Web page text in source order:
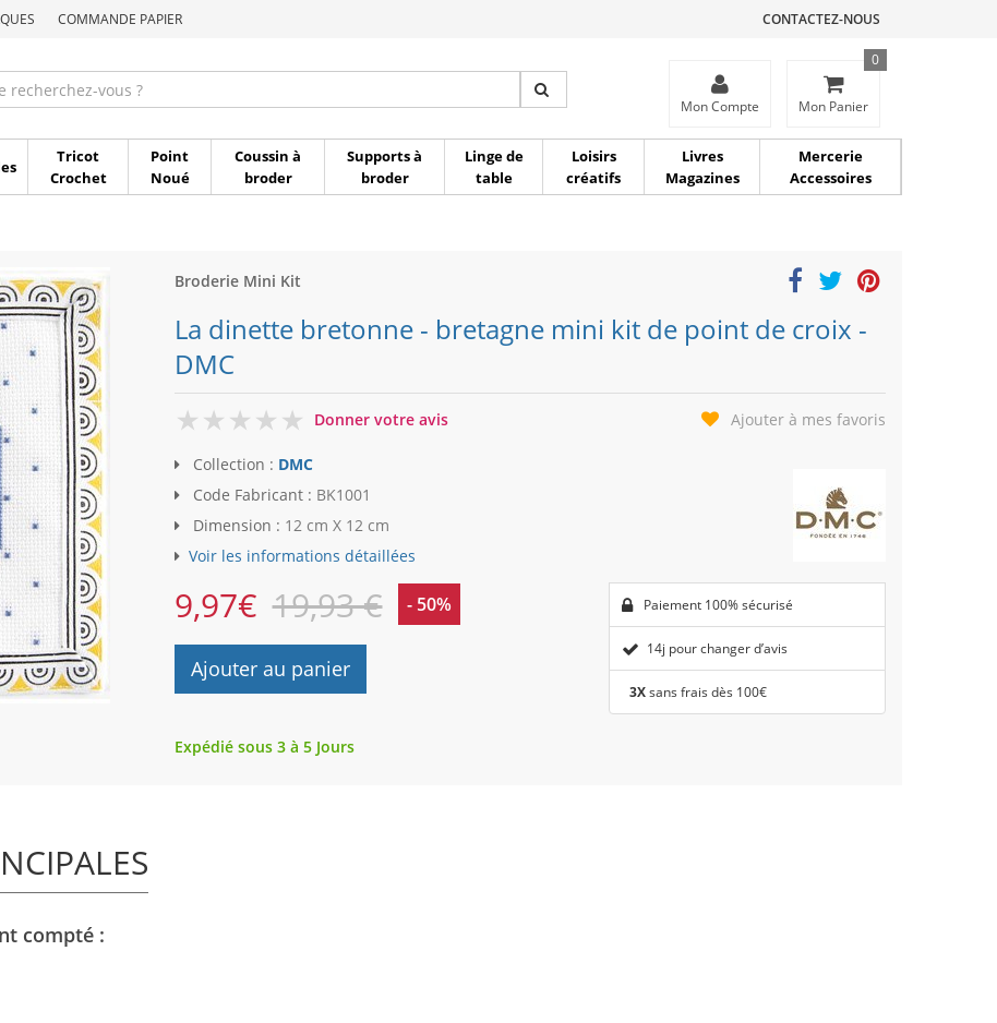
COMMANDE PAPIER CONTACTEZ-NOUS
Mon Compte Mon Panier
0
Tricot
Crochet
Point
Noué
Coussin à
broder
Supports à
broder
Linge de
table
Loisirs
créatifs
Livres
Magazines
Mercerie
Accessoires
Broderie Mini Kit
La dinette bretonne - bretagne mini kit de point de croix -
DMC
0
Donner votre avis Ajouter à mes favoris
Collection : DMC
Code Fabricant : BK1001
Dimension : 12 cm X 12 cm
Voir les informations détaillées
9,97€ 19,93 € - 50%
Ajouter au panier
Paiement 100% sécurisé
14j pour changer d’avis
3Xsans frais dès 100€
Expédié sous 3 à 5 Jours
compté :